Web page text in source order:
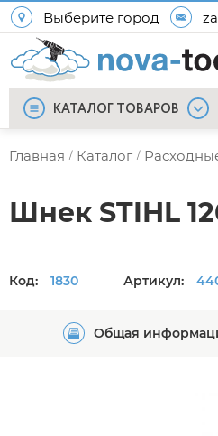
Выберите город
КАТАЛОГ ТОВАРОВ
Главная / Каталог /
Шнек STIHL
Код: 1830 Артикул:
Общая